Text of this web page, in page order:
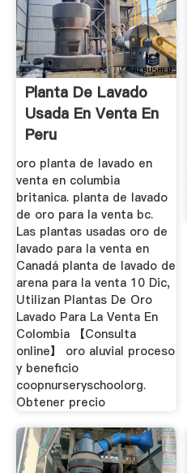
Planta De Lavado
Usada En Venta En
Peru
oro planta de lavado en
venta en columbia
britanica. planta de lavado
de oro para la venta bc.
Las plantas usadas oro de
lavado para la venta en
Canadá planta de lavado de
arena para la venta 10 Dic,
Utilizan Plantas De Oro
Lavado Para La Venta En
Colombia 【Consulta
online】 oro aluvial proceso
y beneficio
coopnurseryschoolorg.
Obtener precio